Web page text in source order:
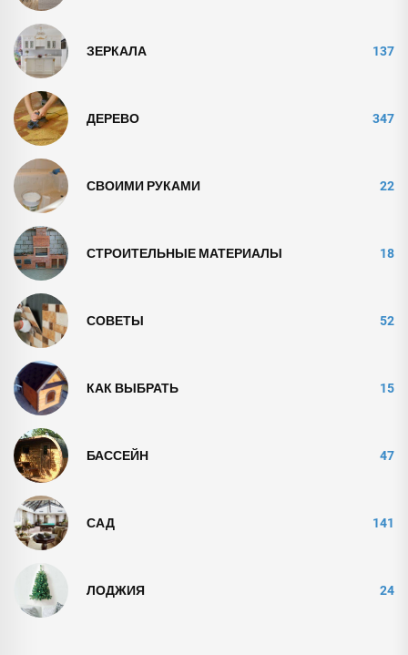
ЗЕРКАЛА 137
ДЕРЕВО 347
СВОИМИ РУКАМИ 22
СТРОИТЕЛЬНЫЕ МАТЕРИАЛЫ 18
СОВЕТЫ 52
КАК ВЫБРАТЬ 15
БАССЕЙН 47
САД 141
ЛОДЖИЯ 24